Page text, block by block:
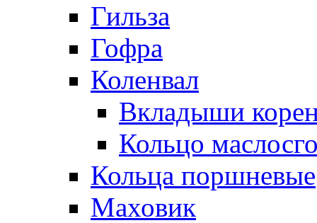
Гильза
Гофра
Коленвал
Вкладыши
Кольцо
Кольца поршневые
Маховик